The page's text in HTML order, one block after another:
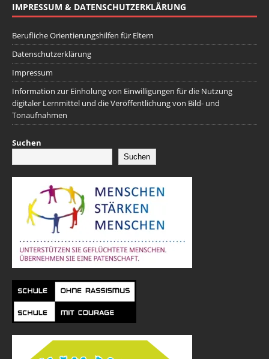
IMPRESSUM & DATENSCHUTZERKLÄRUNG
Berufliche Orientierungshilfen für Eltern
Datenschutzerklärung
Impressum
Information zur Einholung von Einwilligungen für die Nutzung
digitaler Lernmittel und die Veröffentlichung von Bild- und
Tonaufnahmen
Suchen
Suchen